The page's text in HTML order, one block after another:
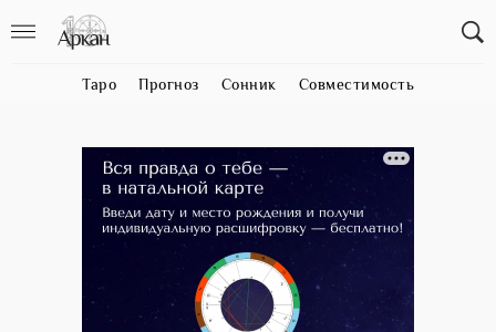
Таро Прогноз Сонник Совместимость